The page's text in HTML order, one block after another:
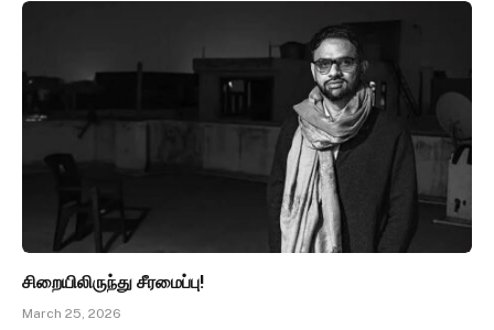
சிறையிலிருந்து சீரமைப்பு!
March 25, 2026